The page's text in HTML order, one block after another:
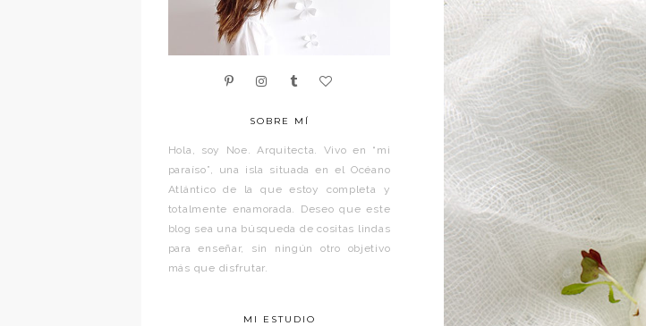
SOBRE MÍ
Hola, soy Noe. Arquitecta. Vivo en “mi
paraíso”, una isla situada en el Océano
Atlántico de la que estoy completa y
totalmente enamorada. Deseo que este
blog sea una búsqueda de cositas lindas
para enseñar, sin ningún otro objetivo
más que disfrutar.
MI ESTUDIO